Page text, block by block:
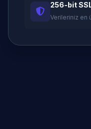
256-bit
Verileriniz en